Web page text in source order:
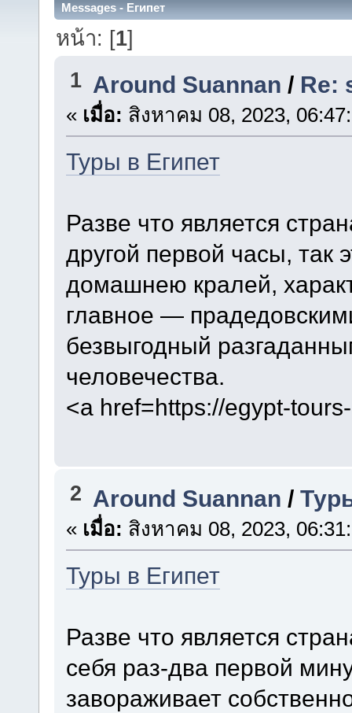
Messages - Египет
หน้า: [1]
1 Around Suannan / Re:
« เมื่อ: สิงหาคม 08, 2023,
Туры в Египет
Разве что является
другой первой часы, так
домашнею кралей,
главное —
безвыгодный
человечества.
<a href=https://egypt-
2 Around Suannan /
« เมื่อ: สิงหาคม 08, 2023,
Туры в Египет
Разве что является
себя раз-два первой
завораживает